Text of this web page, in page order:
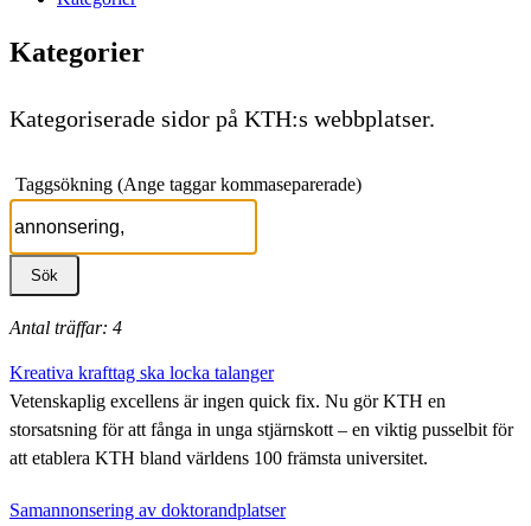
Kategorier
Kategoriserade sidor på KTH:s webbplatser.
Taggsökning (Ange taggar kommaseparerade)
Antal träffar: 4
Kreativa krafttag ska locka talanger
Vetenskaplig excellens är ingen quick fix. Nu gör KTH en
storsatsning för att fånga in unga stjärnskott – en viktig pusselbit för
att etablera KTH bland världens 100 främsta universitet.
Samannonsering av doktorandplatser